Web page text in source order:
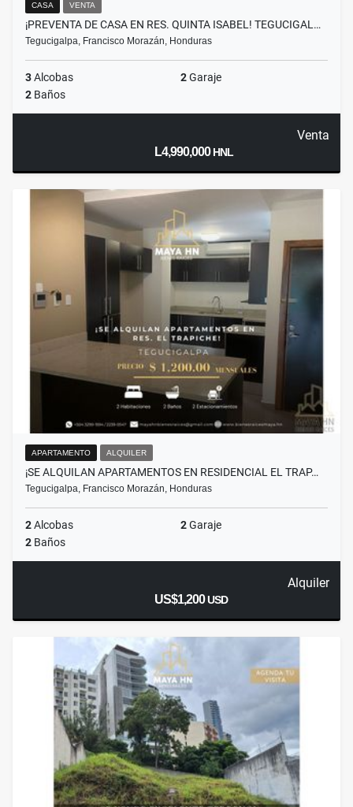
CASA VENTA
¡PREVENTA DE CASA EN RES. QUINTA ISABEL! TEGUCIGAL…
Tegucigalpa, Francisco Morazán, Honduras
3Alcobas 2Garaje
2 Baños
Venta
L4,990,000HNL
APARTAMENTO ALQUILER
¡SE ALQUILAN APARTAMENTOS EN RESIDENCIAL EL TRAP…
Tegucigalpa, Francisco Morazán, Honduras
2Alcobas 2Garaje
2 Baños
Alquiler
US$1,200USD